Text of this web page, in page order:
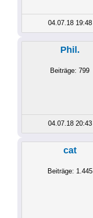
04.07.18 19:48
Phil.
Beiträge: 799
04.07.18 20:43
cat
Beiträge: 1.445